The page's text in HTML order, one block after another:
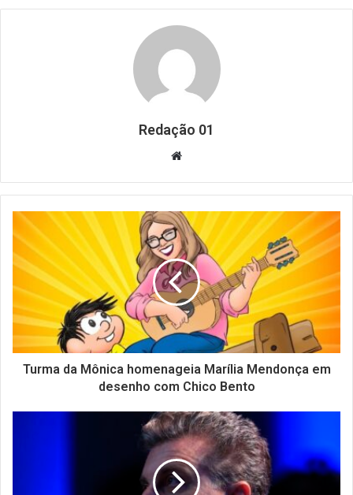
Redação 01
Website
Turma da Mônica homenageia Marília Mendonça em
desenho com Chico Bento